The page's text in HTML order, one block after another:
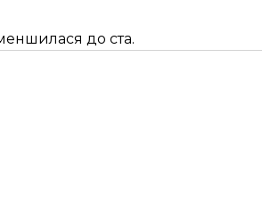
до ста.